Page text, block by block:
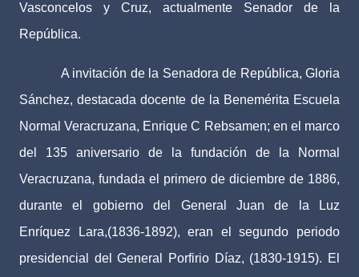
Vasconcelos y Cruz, actualmente Senador de la
República.
A invitación de la Senadora de República, Gloria
Sánchez, destacada docente de la Benemérita Escuela
Normal Veracruzana, Enrique C Rebsamen; en el marco
del 135 aniversario de la fundación de la Normal
Veracruzana, fundada el primero de diciembre de 1886,
durante el gobierno del General Juan de la Luz
Enríquez Lara,(1836-1892), eran el segundo periodo
presidencial del General Porfirio Díaz, (1830-1915). El